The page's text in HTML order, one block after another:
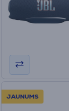
JAUNUMS